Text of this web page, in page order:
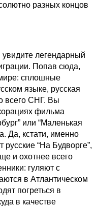
разных концов
легендарный
Попав сюда,
сплошные
языке, русская
всего СНГ. Вы
фильма
или “Маленькая
Да, кстати, именно
русские “На Будворге”,
и охотнее всего
гуляют с
в Атлантическом
погреться в
в качестве